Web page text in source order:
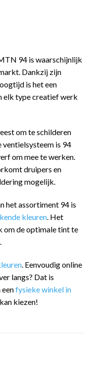
94 is waarschijnlijk
Dankzij zijn
is het een
elk type creatief werk
om te schilderen
ventielsysteem is 94
om mee te werken.
druipers en
mogelijk.
het assortiment 94 is
kleuren. Het
om de optimale tint te
. Eenvoudig online
langs? Dat is
fysieke winkel in
kiezen!